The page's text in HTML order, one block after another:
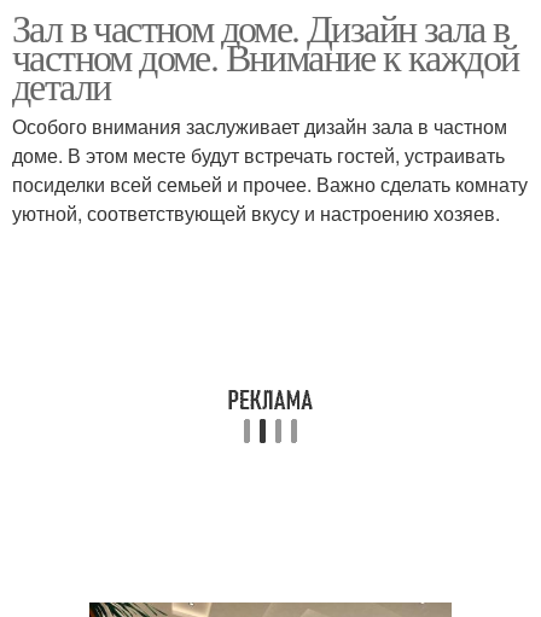
Зал в частном доме. Дизайн зала в
частном доме. Внимание к каждой
детали
Особого внимания заслуживает дизайн зала в частном
доме. В этом месте будут встречать гостей, устраивать
посиделки всей семьей и прочее. Важно сделать комнату
уютной, соответствующей вкусу и настроению хозяев.